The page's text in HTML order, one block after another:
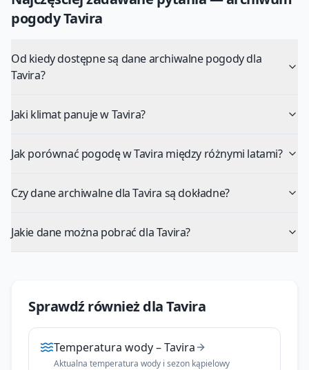
pogodyTavira
Od kiedy dostępne są dane archiwalne pogody dla
Tavira?
Jaki klimat panuje w Tavira?
Jak porównać pogodę w Tavira między różnymi latami?
Czy dane archiwalne dla Tavira są dokładne?
Jakie dane można pobrać dla Tavira?
Sprawdź również dlaTavira
Temperatura wody–Tavira
Aktualna temperatura wody i sezon kąpielowy